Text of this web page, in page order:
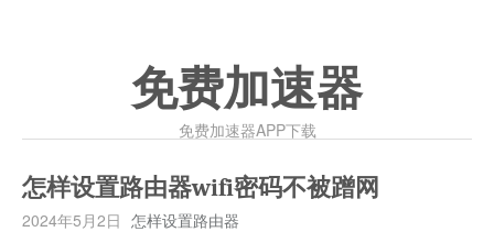
免费加速器
免费加速器APP下载
怎样设置路由器wifi密码不被蹭网
2024年5月2日 怎样设置路由器